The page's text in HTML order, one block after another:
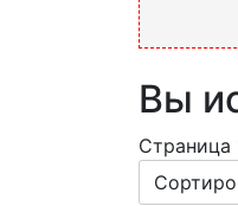
Вы
Страница